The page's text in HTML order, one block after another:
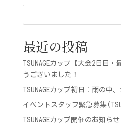
最近の投稿
TSUNAGEカップ【大会2日目
うございました！
TSUNAGEカップ初日：雨の中
イベントスタッフ緊急募集
TSUNAGEカップ開催のお知らせ